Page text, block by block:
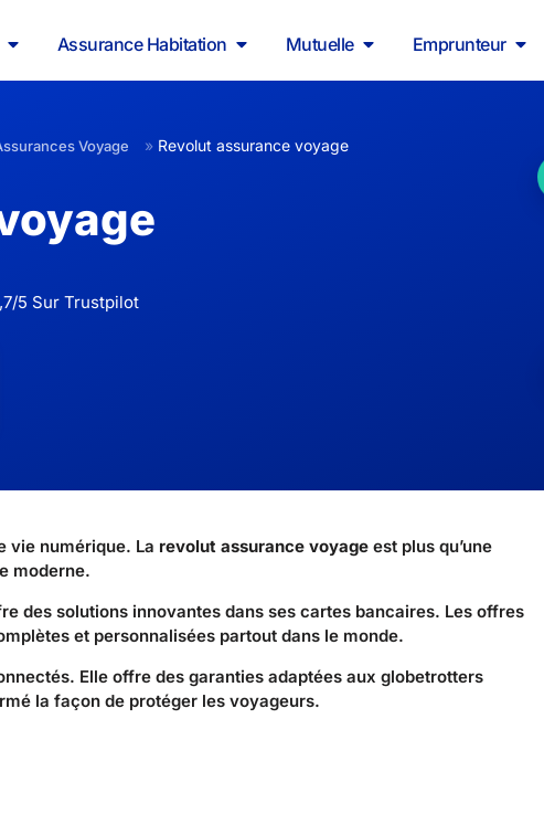
Assurance Habitation Mutuelle Emprunteur
Voyage » Revolut assurance voyage
5 Sur Trustpilot
vie numérique. La revolut assurance voyage est plus qu’une
moderne.
des solutions innovantes dans ses cartes bancaires. Les offres
et personnalisées partout dans le monde.
Elle offre des garanties adaptées aux globetrotters
la façon de protéger les voyageurs.